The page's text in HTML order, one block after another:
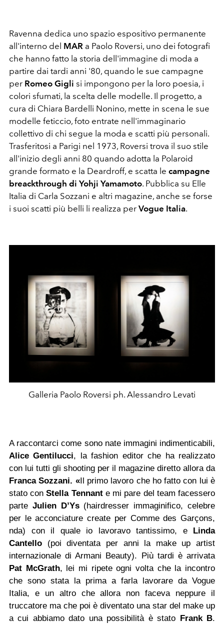
Ravenna dedica uno spazio espositivo permanente
all'interno del MAR a Paolo Roversi, uno dei fotografi
che hanno fatto la storia dell'immagine di moda a
partire dai tardi anni '80, quando le sue campagne
per Romeo Gigli si impongono per la loro poesia, i
colori sfumati, la scelta delle modelle. Il progetto, a
cura di Chiara Bardelli Nonino, mette in scena le sue
modelle feticcio, foto entrate nell'immaginario
collettivo di chi segue la moda e scatti più personali.
Trasferitosi a Parigi nel 1973, Roversi trova il suo stile
all'inizio degli anni 80 quando adotta la Polaroid
grande formato e la Deardroff, e scatta le campagne
breackthrough di Yohji Yamamoto. Pubblica su Elle
Italia di Carla Sozzani e altri magazine, anche se forse
i suoi scatti più belli li realizza per Vogue Italia.
Galleria Paolo Roversi ph. Alessandro Levati
A raccontarci come sono nate immagini indimenticabili,
Alice Gentilucci, la fashion editor che ha realizzato
con lui tutti gli shooting per il magazine diretto allora da
Franca Sozzani. «Il primo lavoro che ho fatto con lui è
stato conStella Tennante mi pare del team facessero
parte Julien D’Ys(hairdresser immaginifico, celebre
per le acconciature create per Comme des Garçons,
nda) con il quale io lavoravo tantissimo, e
Linda
Cantello (poi diventata per anni la make up artist
internazionale di Armani Beauty). Più tardi è arrivata
Pat McGrath, lei mi ripete ogni volta che la incontro
che sono stata la prima a farla lavorare da Vogue
Italia, e un altro che allora non faceva neppure il
truccatore ma che poi è diventato una star del make up
a cui abbiamo dato una possibilità è stato
Frank B.